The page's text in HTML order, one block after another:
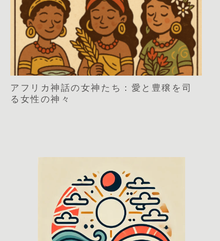
アフリカ神話の女神たち：愛と豊穣を司
る女性の神々